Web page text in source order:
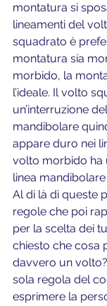
montatura si
lineamenti del
squadrato è
montatura sia
morbido, la
l’ideale. Il volto
un’interruzione
mandibolare
appare duro nei
volto morbido ha
linea
Al di là di queste
regole che poi
per la scelta dei
chiesto che cosa
davvero un
sola regola del
esprimere la